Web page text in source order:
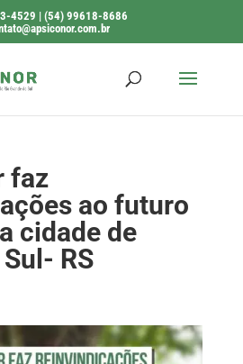
4529 | (54) 99618-8686
faz
ao futuro
cidade de
RS